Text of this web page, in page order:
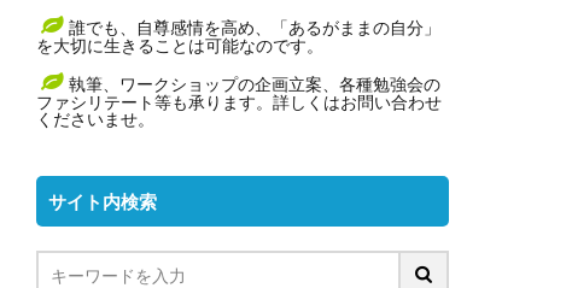
誰でも、自尊感情を高め、「あるがままの自分」
を大切に生きることは可能なのです。
執筆、ワークショップの企画立案、各種勉強会の
ファシリテート等も承ります。詳しくはお問い合わせ
くださいませ。
サイト内検索